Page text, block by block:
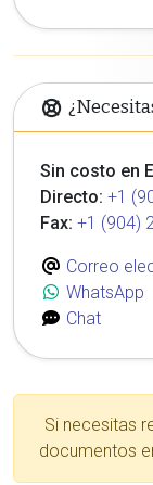
Sin costo en
Directo: +1
Fax: +1 (904)
Correo
WhatsApp
Chat
Si necesitas
documentos